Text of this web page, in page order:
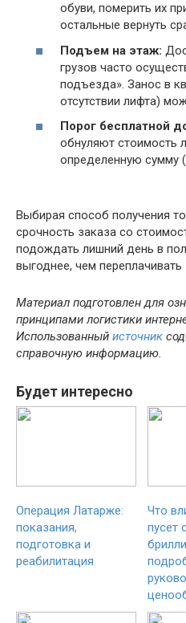
обуви, померить их
остальные вернуть
Подъем на этаж:
грузов часто
подъезда». Занос в
отсутствии лифта)
Порог бесплатной
обнуляют стоимость
определенную сумму
Выбирая способ получения
срочность заказа со
подождать лишний день в
выгоднее, чем переплачивать
Материал подготовлен для
принципами логистики
Использованный источник
справочную информацию.
Будет интересно
Операция Латарже:
показания,
подготовка и
реабилитация
Что
пусет